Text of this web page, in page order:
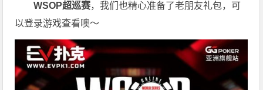
WSOP超巡赛，我们也精心准备了老朋友礼包，可
以登录游戏查看噢～